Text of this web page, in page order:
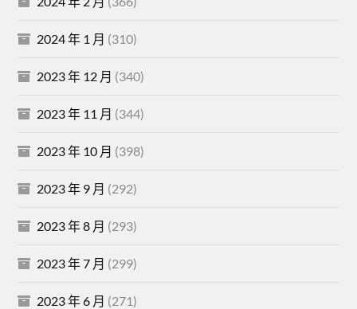
2024 年 1 月 (310)
2023 年 12 月 (340)
2023 年 11 月 (344)
2023 年 10 月 (398)
2023 年 9 月 (292)
2023 年 8 月 (293)
2023 年 7 月 (299)
2023 年 6 月 (271)